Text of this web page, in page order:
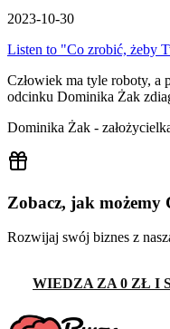
2023-10-30
Listen to "Co zrobić, żeby
Człowiek ma tyle roboty, a
odcinku Dominika Żak
Dominika Żak -
Zobacz, jak możemy
Rozwijaj swój biznes z
WIEDZA ZA 0 ZŁ I